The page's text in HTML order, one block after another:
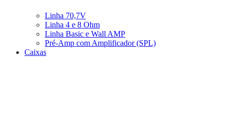
Linha 70,7V
Linha 4 e 8 Ohm
Linha Basic e Wall AMP
Pré-Amp com Amplificador (SPL)
Caixas